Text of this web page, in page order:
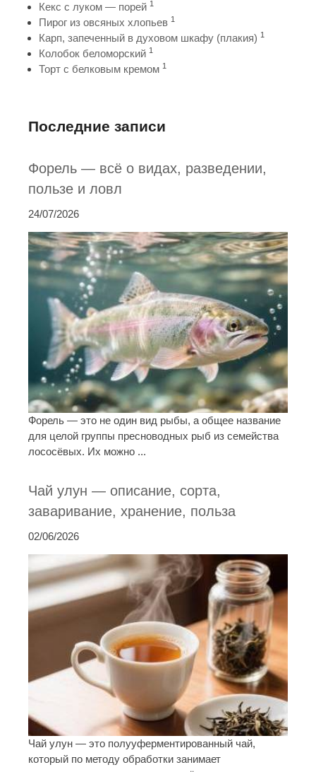
Кекс с луком — порей 1
Пирог из овсяных хлопьев 1
Карп, запеченный в духовом шкафу (плакия) 1
Колобок беломорский 1
Торт с белковым кремом 1
Последние записи
Форель — всё о видах, разведении,
пользе и ловл
24/07/2026
Форель — это не один вид рыбы, а общее название
для целой группы пресноводных рыб из семейства
лососёвых. Их можно ...
Чай улун — описание, сорта,
заваривание, хранение, польза
02/06/2026
Чай улун — это полууферментированный чай,
который по методу обработки занимает